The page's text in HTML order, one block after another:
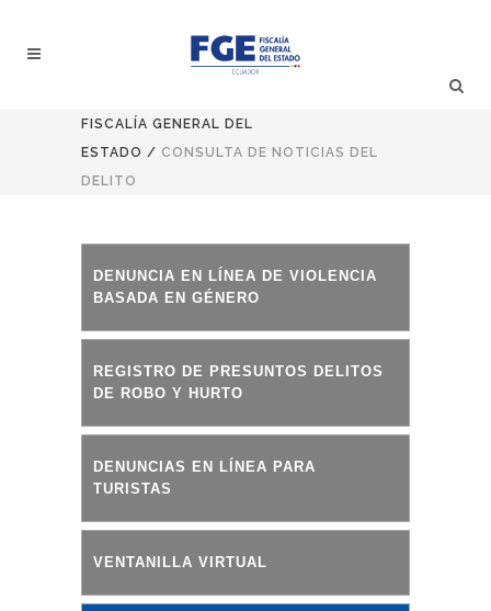
FISCALÍA GENERAL DEL
ESTADO / CONSULTA DE NOTICIAS DEL
DELITO
DENUNCIA EN LÍNEA DE VIOLENCIA
BASADA EN GÉNERO
REGISTRO DE PRESUNTOS DELITOS
DE ROBO Y HURTO
DENUNCIAS EN LÍNEA PARA
TURISTAS
VENTANILLA VIRTUAL